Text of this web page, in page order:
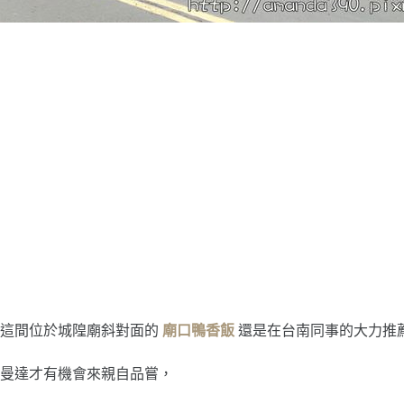
這間位於城隍廟斜對面的 廟口鴨香飯 還是在台南同事的大力推
曼達才有機會來親自品嘗，